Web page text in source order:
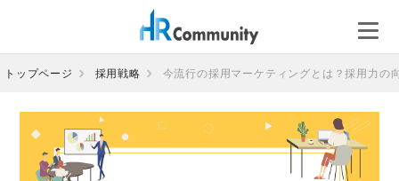
テ
ントップページ 採用戦略 今流行の採用マーケティングとは？採用力の